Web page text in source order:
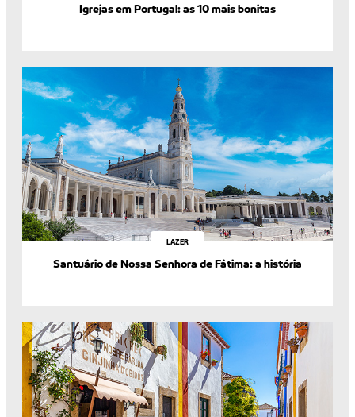
Igrejas em Portugal: as 10 mais bonitas
LAZER
Santuário de Nossa Senhora de Fátima: a história